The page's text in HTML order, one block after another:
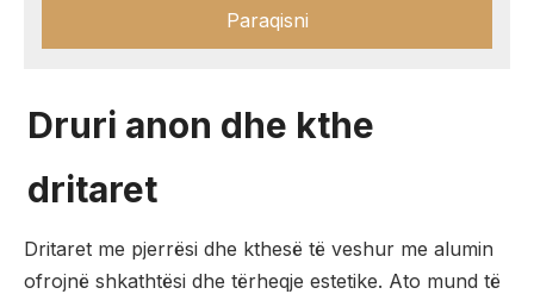
Paraqisni
Druri anon dhe kthe
dritaret
Dritaret me pjerrësi dhe kthesë të veshur me alumin
ofrojnë shkathtësi dhe tërheqje estetike. Ato mund të